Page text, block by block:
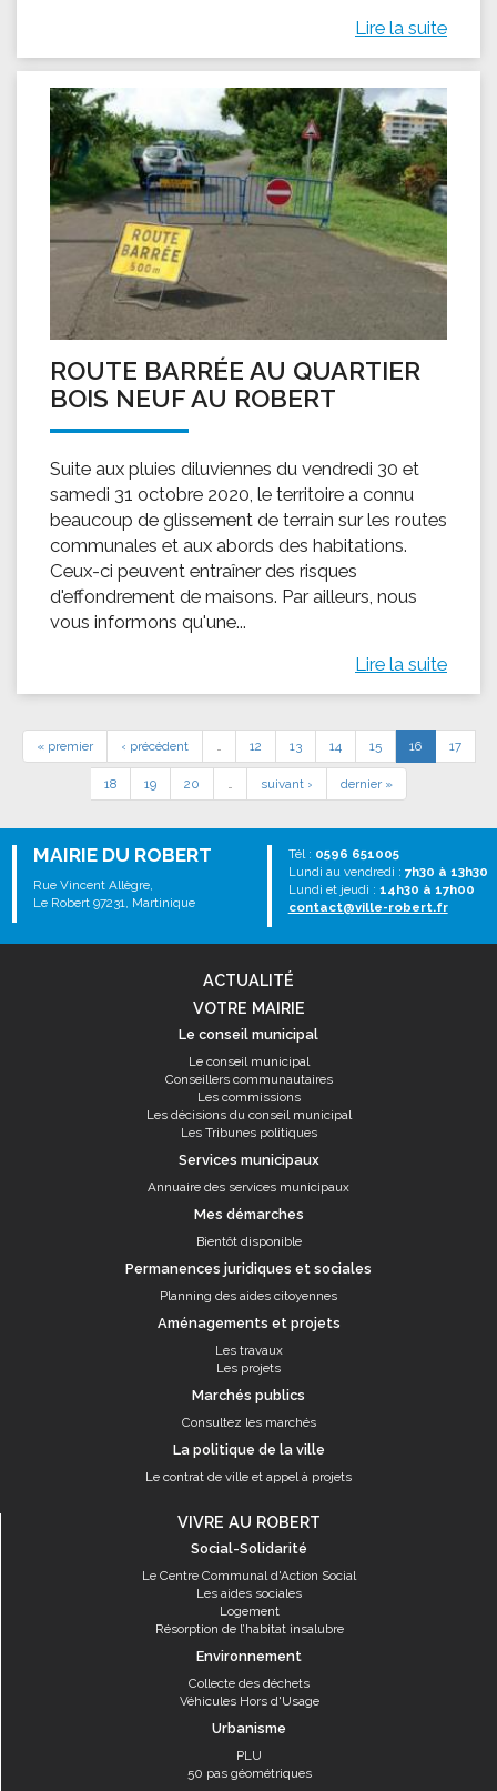
Lire la suite
ROUTE BARRÉE AU QUARTIER
BOIS NEUF AU ROBERT
Suite aux pluies diluviennes du vendredi 30 et
samedi 31 octobre 2020, le territoire a connu
beaucoup de glissement de terrain sur les routes
communales et aux abords des habitations.
Ceux-ci peuvent entraîner des risques
d'effondrement de maisons. Par ailleurs, nous
vous informons qu'une...
Lire la suite
« premier ‹ précédent … 12 13 14 15 16 17
18 19 20 … suivant › dernier »
MAIRIE DU ROBERT
Rue Vincent Allègre,
Le Robert 97231, Martinique
Tél : 0596 651005
Lundi au vendredi : 7h30 à 13h30
Lundi et jeudi : 14h30 à 17h00
contact@ville-robert.fr
ACTUALITÉ
VOTRE MAIRIE
Le conseil municipal
Le conseil municipal
Conseillers communautaires
Les commissions
Les décisions du conseil municipal
Les Tribunes politiques
Services municipaux
Annuaire des services municipaux
Mes démarches
Bientôt disponible
Permanences juridiques et sociales
Planning des aides citoyennes
Aménagements et projets
Les travaux
Les projets
Marchés publics
Consultez les marchés
La politique de la ville
Le contrat de ville et appel à projets
VIVRE AU ROBERT
Social-Solidarité
Le Centre Communal d'Action Social
Les aides sociales
Logement
Résorption de l’habitat insalubre
Environnement
Collecte des déchets
Véhicules Hors d'Usage
Urbanisme
PLU
50 pas géométriques